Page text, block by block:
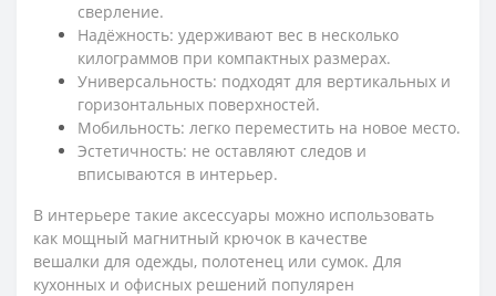
сверление.
Надёжность: удерживают вес в несколько
килограммов при компактных размерах.
Универсальность: подходят для вертикальных и
горизонтальных поверхностей.
Мобильность: легко переместить на новое место.
Эстетичность: не оставляют следов и
вписываются в интерьер.
В интерьере такие аксессуары можно использовать
как мощный магнитный крючок в качестве
вешалки для одежды, полотенец или сумок. Для
кухонных и офисных решений популярен